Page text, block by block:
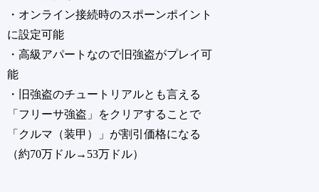
・オンライン接続時のスポーンポイント
に設定可能
・高級アパートなので旧強盗がプレイ可
能
・旧強盗のチュートリアルとも言える
「フリーサ強盗」をクリアすることで
「クルマ（装甲）」が割引価格になる
（約70万ドル→53万ドル）